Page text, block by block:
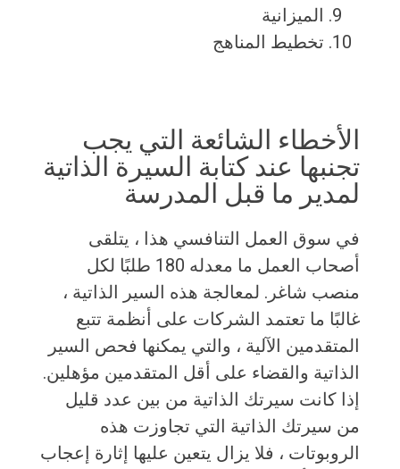
الميزانية
تخطيط المناهج
الأخطاء الشائعة التي يجب
تجنبها عند كتابة السيرة الذاتية
لمدير ما قبل المدرسة
في سوق العمل التنافسي هذا ، يتلقى
أصحاب العمل ما معدله 180 طلبًا لكل
منصب شاغر. لمعالجة هذه السير الذاتية ،
غالبًا ما تعتمد الشركات على أنظمة تتبع
المتقدمين الآلية ، والتي يمكنها فحص السير
الذاتية والقضاء على أقل المتقدمين مؤهلين.
إذا كانت سيرتك الذاتية من بين عدد قليل
من سيرتك الذاتية التي تجاوزت هذه
الروبوتات ، فلا يزال يتعين عليها إثارة إعجاب